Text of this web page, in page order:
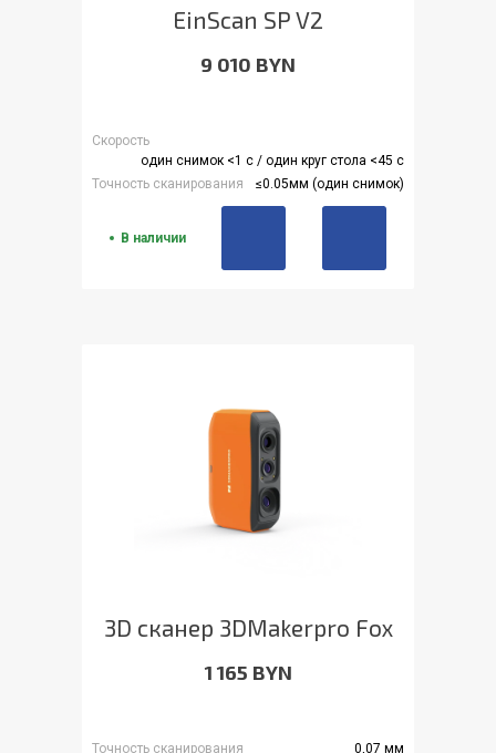
EinScan SP V2
9 010 BYN
Скорость
один снимок <1 c / один круг стола <45 c
Точность сканирования
≤0.05мм (один снимок)
В наличии
3D сканер 3DMakerpro Fox
1 165 BYN
Точность сканирования 0,07 мм